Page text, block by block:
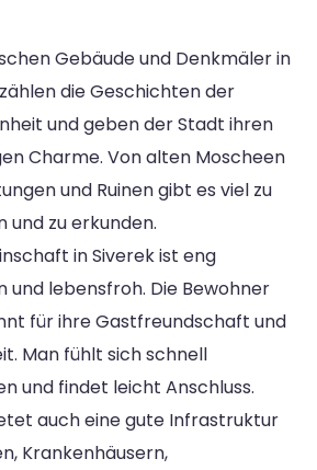
Gebäude und Denkmäler in
die Geschichten der
und geben der Stadt ihren
Charme. Von alten Moscheen
und Ruinen gibt es viel zu
und zu erkunden.
in Siverek ist eng
und lebensfroh. Die Bewohner
für ihre Gastfreundschaft und
Man fühlt sich schnell
und findet leicht Anschluss.
auch eine gute Infrastruktur
Krankenhäusern,